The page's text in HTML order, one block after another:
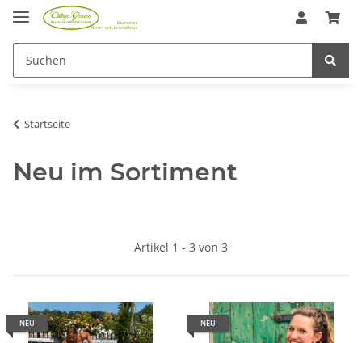
Startseite
Neu im Sortiment
Artikel 1 - 3 von 3
NEU NEU